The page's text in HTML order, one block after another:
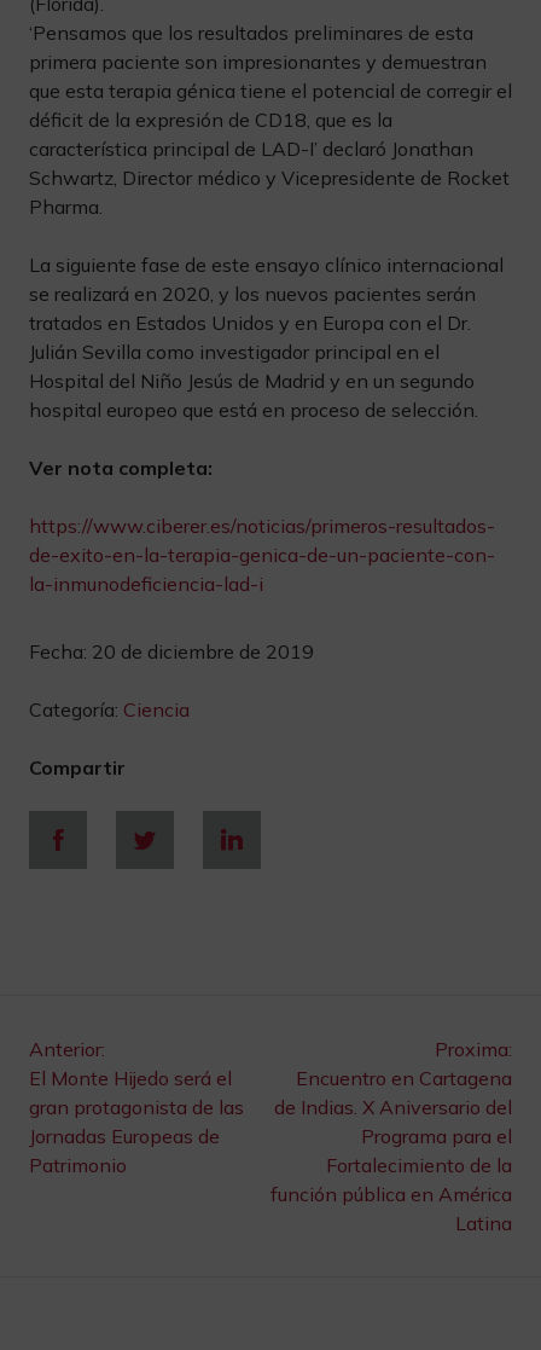
‘Pensamos que los resultados preliminares de esta
primera paciente son impresionantes y demuestran
que esta terapia génica tiene el potencial de corregir el
déficit de la expresión de CD18, que es la
característica principal de LAD-I’ declaró Jonathan
Schwartz, Director médico y Vicepresidente de Rocket
Pharma.
La siguiente fase de este ensayo clínico internacional
se realizará en 2020, y los nuevos pacientes serán
tratados en Estados Unidos y en Europa con el Dr.
Julián Sevilla como investigador principal en el
Hospital del Niño Jesús de Madrid y en un segundo
hospital europeo que está en proceso de selección.
Ver nota completa:
https://www.ciberer.es/noticias/primeros-resultados-
de-exito-en-la-terapia-genica-de-un-paciente-con-
la-inmunodeficiencia-lad-i
Fecha: 20 de diciembre de 2019
Categoría: Ciencia
Compartir
Navegación
de
entradas
Anterior:
El Monte Hijedo será el
gran protagonista de las
Jornadas Europeas de
Patrimonio
Proxima:
Encuentro en Cartagena
de Indias. X Aniversario del
Programa para el
Fortalecimiento de la
función pública en América
Latina